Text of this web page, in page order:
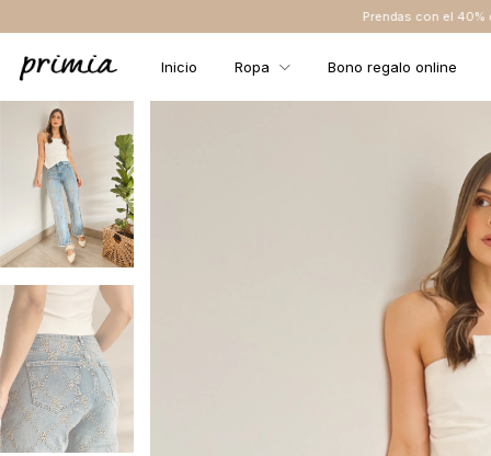
Prendas con el 40% de descuento o más NO
Inicio Ropa Bono regalo online